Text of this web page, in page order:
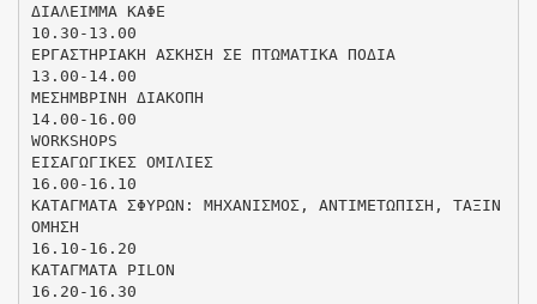
ΔΙΑΛΕΙΜΜΑ ΚΑΦΕ
10.30-13.00
ΕΡΓΑΣΤΗΡΙΑΚΗ ΑΣΚΗΣΗ ΣΕ ΠΤΩΜΑΤΙΚΑ ΠΟΔΙΑ
13.00-14.00
ΜΕΣΗΜΒΡΙΝΗ ΔΙΑΚΟΠΗ
14.00-16.00
WORKSHOPS
ΕΙΣΑΓΩΓΙΚΕΣ ΟΜΙΛΙΕΣ
16.00-16.10
ΚΑΤΑΓΜΑΤΑ ΣΦΥΡΩΝ: ΜΗΧΑΝΙΣΜΟΣ, ΑΝΤΙΜΕΤΩΠΙΣΗ, ΤΑΞΙΝ
ΟΜΗΣΗ
16.10-16.20
ΚΑΤΑΓΜΑΤΑ PILON
16.20-16.30